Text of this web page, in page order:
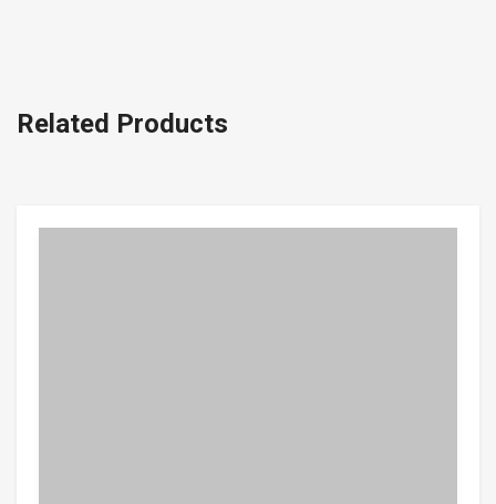
Related Products